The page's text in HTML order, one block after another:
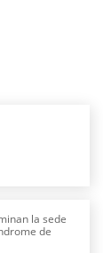
la sede
de